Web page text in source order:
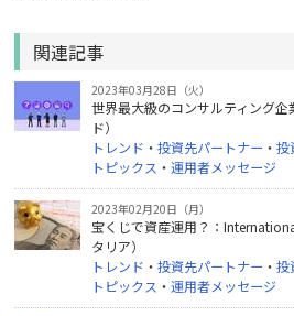
関連記事
2023年03月28日（火）
世界最大級のコンサルティング
ド）
トレンド ・投資先パートナー ・投
トピックス ・運用者メッセージ
2023年02月20日（月）
宝くじで資産運用？：
タリア）
トレンド ・投資先パートナー ・投
トピックス ・運用者メッセージ